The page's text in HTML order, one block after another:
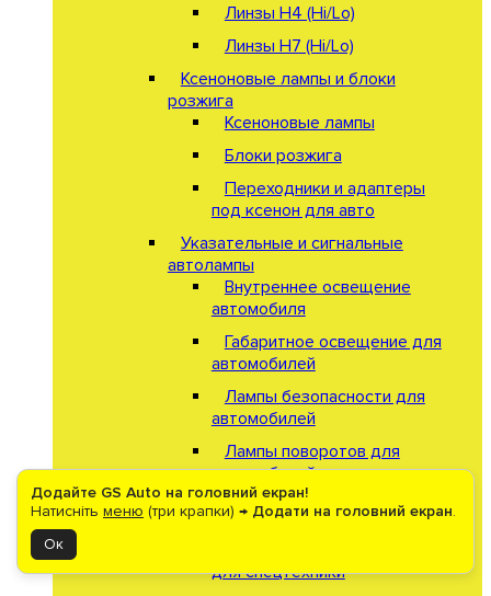
Додайте GS Auto на головний екран!
Натисніть меню (три крапки) → Додати на головний екран.
Ок
Линзы Н4 (Hi/Lo)
Линзы Н7 (Hi/Lo)
Ксеноновые лампы и блоки
розжига
Ксеноновые лампы
Блоки розжига
Переходники и адаптеры
под ксенон для авто
Указательные и сигнальные
автолампы
Внутреннее освещение
автомобиля
Габаритное освещение для
автомобилей
Лампы безопасности для
автомобилей
Лампы поворотов для
автомобилей
Дополнительные фары и рабочий
для спецтехники